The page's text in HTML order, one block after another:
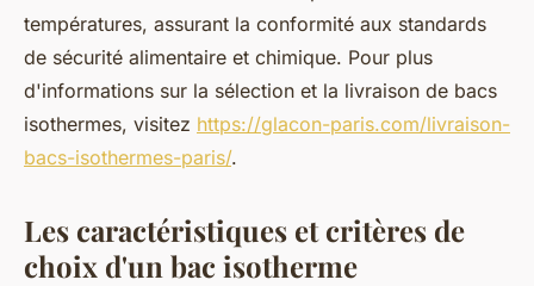
températures, assurant la conformité aux standards
de sécurité alimentaire et chimique. Pour plus
d'informations sur la sélection et la livraison de bacs
isothermes, visitez https://glacon-paris.com/livraison-
bacs-isothermes-paris/.
Les caractéristiques et critères de
choix d'un bac isotherme